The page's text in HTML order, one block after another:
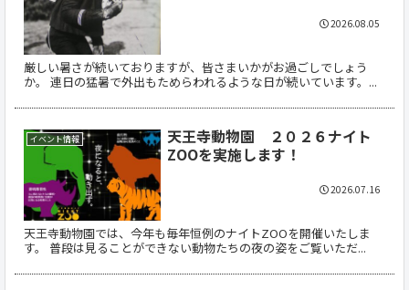
厳しい暑さが続いておりますが、皆さまいかがお過ごしでしょう
か。 連日の猛暑で外出もためらわれるような日が続いています。...
2026.08.05
イベント情報
天王寺動物園 ２０２６ナイト
ZOOを実施します！
天王寺動物園では、今年も毎年恒例のナイトZOOを開催いたしま
す。 普段は見ることができない動物たちの夜の姿をご覧いただ...
2026.07.16